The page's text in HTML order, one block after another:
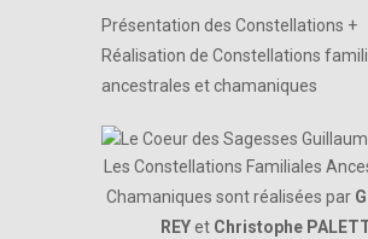
Présentation des Constellations +
Réalisation de Constellations
ancestrales et chamaniques
Les Constellations Familiales
Chamaniques sont réalisées par
REYet Christophe